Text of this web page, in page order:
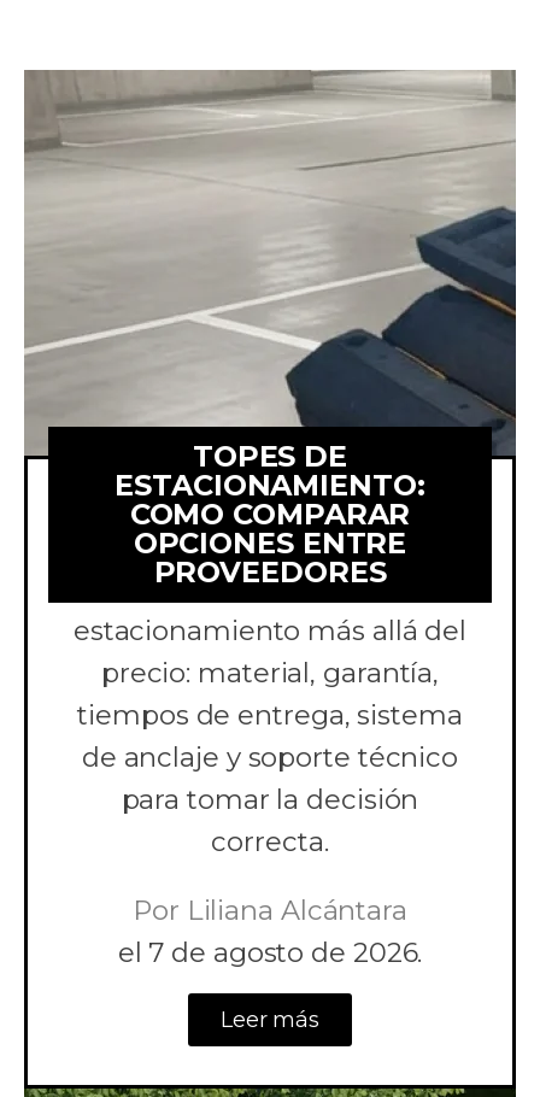
TOPES DE
ESTACIONAMIENTO:
COMO COMPARAR
OPCIONES ENTRE
PROVEEDORES
Aprende a comparar
cotizaciones de topes de
estacionamiento más allá del
precio: material, garantía,
tiempos de entrega, sistema
de anclaje y soporte técnico
para tomar la decisión
correcta.
Por Liliana Alcántara
el 7 de agosto de 2026.
Leer más